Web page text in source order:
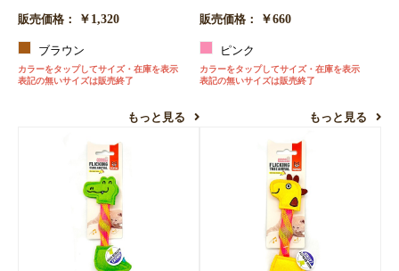
販売価格： ￥1,320
ブラウン
カラーをタップしてサイズ・在庫を表示
表記の無いサイズは販売終了
もっと見る
販売価格： ￥660
ピンク
カラーをタップしてサイズ・在庫を表示
表記の無いサイズは販売終了
もっと見る